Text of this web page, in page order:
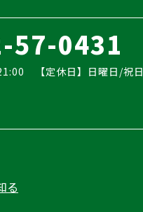
57-0431
【定休日】日曜日/祝日
る